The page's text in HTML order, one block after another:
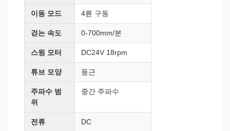
이동 모드 4륜 구동
걷는 속도 0-700mm/분
스윙 모터 DC24V 18rpm
튜브 모양 둥근
주파수 범
위
중간 주파수
전류 DC